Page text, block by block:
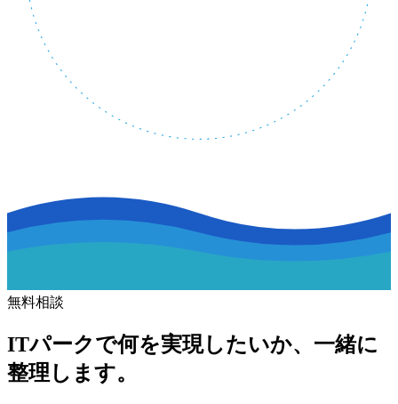
無料相談
ITパークで何を実現したいか、一緒に
整理します。